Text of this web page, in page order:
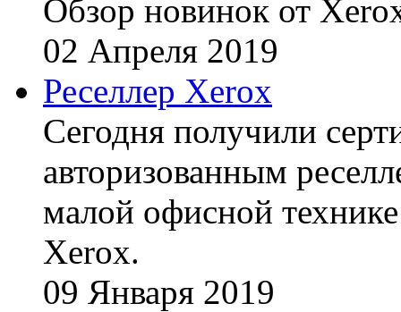
Обзор новинок от
02 Апреля 2019
Реселлер Xerox
Сегодня получили
авторизованным
малой офисной
Xerox.
09 Января 2019